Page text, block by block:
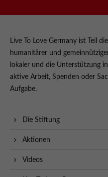
Live To Love Germany ist Teil
humanitärer und
lokaler und die Unterstützung
aktive Arbeit, Spenden oder
Aufgabe.
Die Stiftung
Aktionen
Videos